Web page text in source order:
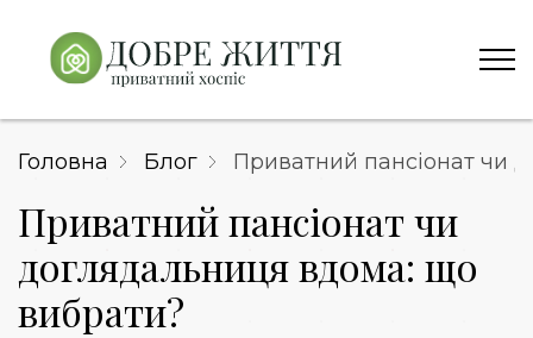
Головна Блог Приватний пансіонат чи
Приватний пансіонат чи
доглядальниця вдома: що
вибрати?